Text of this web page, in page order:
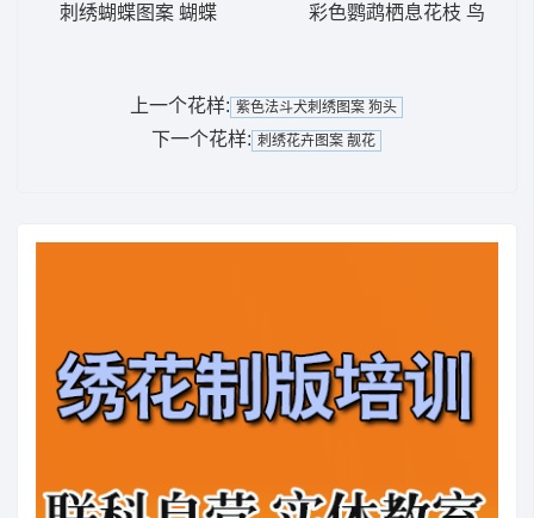
刺绣蝴蝶图案 蝴蝶 彩色鹦鹉栖息花枝 鸟
上一个花样: 紫色法斗犬刺绣图案 狗头
下一个花样: 刺绣花卉图案 靓花